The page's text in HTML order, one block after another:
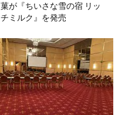
菓が『ちいさな雪の宿 リッ
チミルク』を発売